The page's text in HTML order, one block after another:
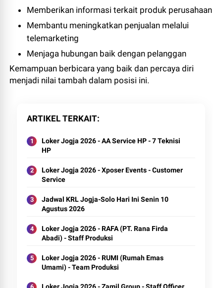
Memberikan informasi terkait produk perusahaan
Membantu meningkatkan penjualan melalui
telemarketing
Menjaga hubungan baik dengan pelanggan
Kemampuan berbicara yang baik dan percaya diri
menjadi nilai tambah dalam posisi ini.
ARTIKEL TERKAIT
Loker Jogja 2026 - AA Service HP - 7 Teknisi
HP
Loker Jogja 2026 - Xposer Events - Customer
Service
Jadwal KRL Jogja-Solo Hari Ini Senin 10
Agustus 2026
Loker Jogja 2026 - RAFA (PT. Rana Firda
Abadi) - Staff Produksi
Loker Jogja 2026 - RUMI (Rumah Emas
Umami) - Team Produksi